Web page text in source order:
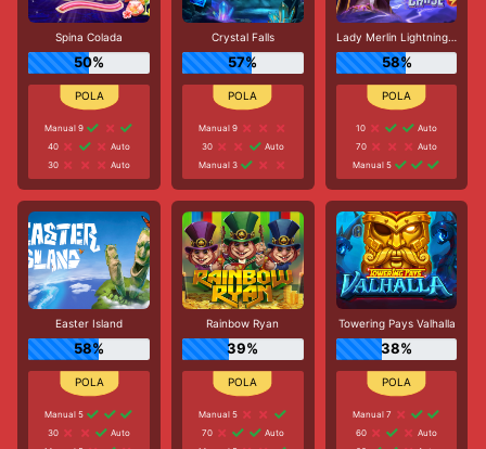
Spina Colada
50%
Manual 9
40
Auto
30
Auto
Crystal Falls
57%
Manual 9
30
Auto
Manual 3
Lady Merlin Lightning Chase
58%
10
Auto
70
Auto
Manual 5
Easter Island
58%
Manual 5
30
Auto
Rainbow Ryan
39%
Manual 5
70
Auto
Towering Pays Valhalla
38%
Manual 7
60
Auto